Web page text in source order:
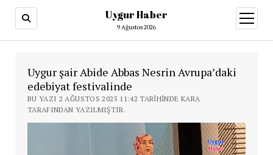
Uygur Haber
9 Ağustos 2026
aç
Uygur şair Abide Abbas Nesrin Avrupa’daki
edebiyat festivalinde
BU YAZI 2 AĞUSTOS 2025 11:42 TARIHINDE KARA
TARAFINDAN YAZILMIŞTIR.